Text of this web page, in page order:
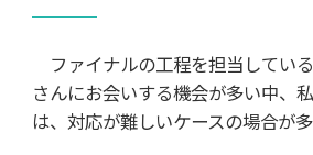
ファイナルの工程を担当してい
さんにお会いする機会が多い中、
は、対応が難しいケースの場合が多